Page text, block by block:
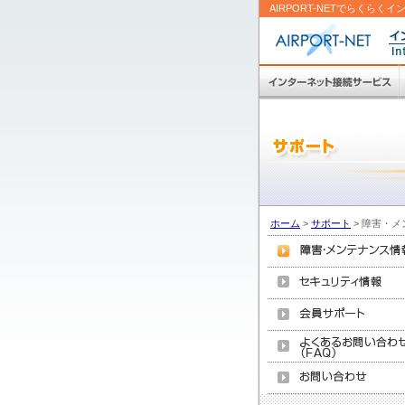
AIRPORT-NETでらくらくイ
ホーム > サポート > 障害・メ